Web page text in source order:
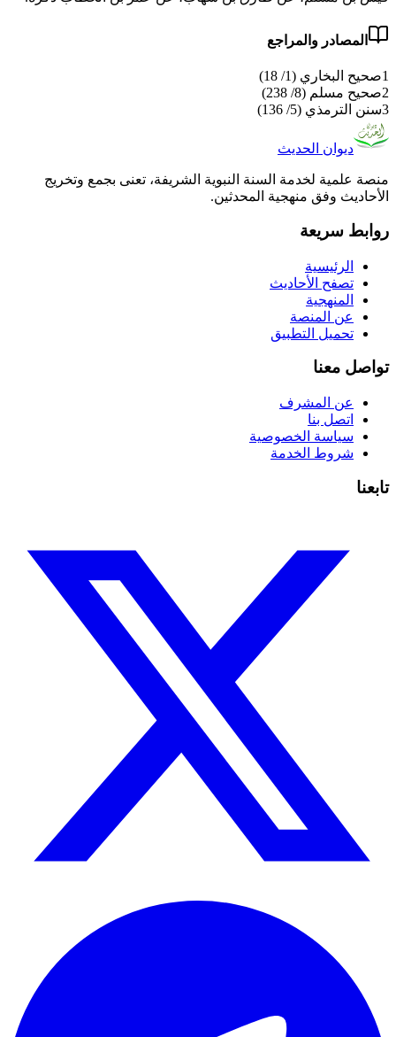
المصادر والمراجع
1صحيح البخاري (1/ 18)
2صحيح مسلم (8/ 238)
3سنن الترمذي (5/ 136)
ديوان الحديث
منصة علمية لخدمة السنة النبوية الشريفة، تعنى بجمع وتخريج
الأحاديث وفق منهجية المحدثين.
روابط سريعة
الرئيسية
تصفح الأحاديث
المنهجية
عن المنصة
تحميل التطبيق
تواصل معنا
عن المشرف
اتصل بنا
سياسة الخصوصية
شروط الخدمة
تابعنا